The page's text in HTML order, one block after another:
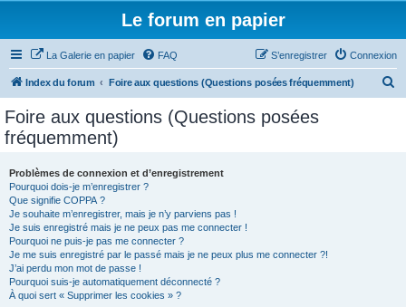
Le forum en papier
La Galerie en papier FAQ Connexion
S’enregistrer
Index du forum Foire aux questions (Questions posées fréquemment)
Foire aux questions (Questions posées
fréquemment)
Problèmes de connexion et d’enregistrement
Pourquoi dois-je m’enregistrer ?
Que signifie COPPA ?
Je souhaite m’enregistrer, mais je n’y parviens pas !
Je suis enregistré mais je ne peux pas me connecter !
Pourquoi ne puis-je pas me connecter ?
Je me suis enregistré par le passé mais je ne peux plus me connecter ?!
J’ai perdu mon mot de passe !
Pourquoi suis-je automatiquement déconnecté ?
À quoi sert « Supprimer les cookies » ?